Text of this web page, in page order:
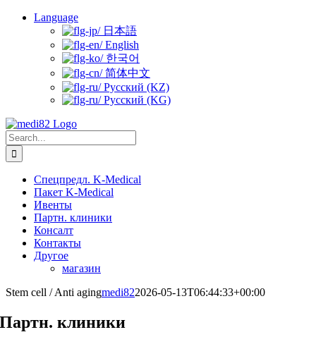
Skip
Language
日本語
English
한국어
简体中文
Русский (KZ)
Русский (KG)
Search
for:
Спецпредл. K-Medical
Пакет K-Medical
Ивенты
Партн. клиники
Консалт
Контакты
Другое
магазин
Stem cell / Anti agingmedi822026-05-13T06:44:33+00:00
Партн. клиники